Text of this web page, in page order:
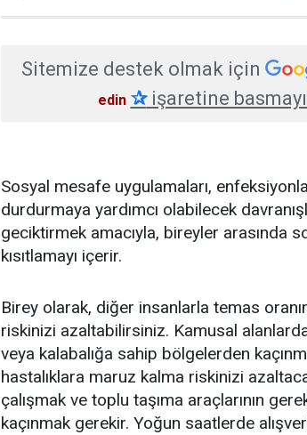
Sitemize destek olmak için
edin ✰işaretine
Sosyal mesafe uygulamaları,
durdurmaya yardımcı olabilecek
geciktirmek amacıyla, bireyler arasında
kısıtlamayı içerir.
Birey olarak, diğer insanlarla temas
riskinizi azaltabilirsiniz. Kamusal
veya kalabalığa sahip bölgelerden
hastalıklara maruz kalma riskinizi
çalışmak ve toplu taşıma araçlarının
kaçınmak gerekir. Yoğun saatlerde